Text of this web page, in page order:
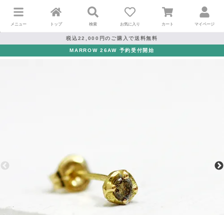
メニュー トップ 検索 お気に入り カート マイページ
税込22,000円のご購入で送料無料
MARROW 26AW 予約受付開始